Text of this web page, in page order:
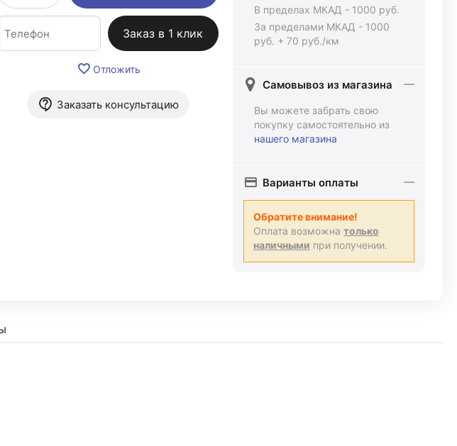
Заказ в 1 клик
Отложить
Заказать консультацию
В пределах МКАД - 1000 руб.
За пределами МКАД - 1000
руб. + 70 руб./км
Самовывоз из магазина
Вы можете забрать свою
покупку самостоятельно из
нашего магазина
Варианты оплаты
Обратите внимание!
Оплата возможна только
наличными при получении.